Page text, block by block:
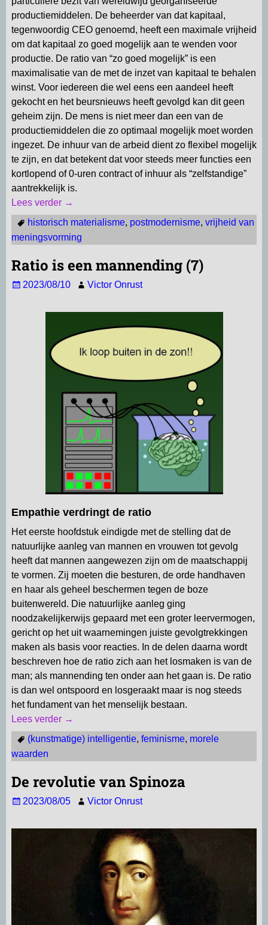
productiemiddelen. De beheerder van dat kapitaal,
tegenwoordig CEO genoemd, heeft een maximale vrijheid
om dat kapitaal zo goed mogelijk aan te wenden voor
productie. De ratio van “zo goed mogelijk” is een
maximalisatie van de met de inzet van kapitaal te behalen
winst. Voor iedereen die wel eens een aandeel heeft
gekocht en het beursnieuws heeft gevolgd kan dit geen
geheim zijn. De mens is niet meer dan een van de
productiemiddelen die zo optimaal mogelijk moet worden
ingezet. De inhuur van de arbeid dient zo flexibel mogelijk
te zijn, en dat betekent dat voor steeds meer functies een
kortlopend of 0-uren contract of inhuur als “zelfstandige”
aantrekkelijk is.
Lees verder →
historisch materialisme, postmodernisme, vrijheid van
meningsvorming
Ratio is een mannending (7)
2023/08/10 Victor Onrust
Empathie verdringt de ratio
Het eerste hoofdstuk eindigde met de stelling dat de
natuurlijke aanleg van mannen en vrouwen tot gevolg
heeft dat mannen aangewezen zijn om de maatschappij
te vormen. Zij moeten die besturen, de orde handhaven
en haar als geheel beschermen tegen de boze
buitenwereld. Die natuurlijke aanleg ging
noodzakelijkerwijs gepaard met een groter leervermogen,
gericht op het uit waarnemingen juiste gevolgtrekkingen
maken als basis voor reacties. In de delen daarna wordt
beschreven hoe de ratio zich aan het losmaken is van de
man; als mannending ten onder aan het gaan is. De ratio
is dan wel ontspoord en losgeraakt maar is nog steeds
het fundament van het menselijk bestaan.
Lees verder →
(kunstmatige) intelligentie, feminisme, morele
waarden
De revolutie van Spinoza
2023/08/05 Victor Onrust